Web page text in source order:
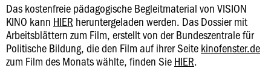
Das kostenfreie pädagogische Begleitmaterial von VISION
KINO kann HIER heruntergeladen werden. Das Dossier mit
Arbeitsblättern zum Film, erstellt von der Bundeszentrale für
Politische Bildung, die den Film auf ihrer Seite kinofenster.de
zum Film des Monats wählte, finden Sie HIER.